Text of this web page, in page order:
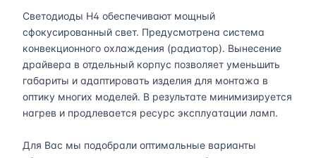
Светодиоды H4 обеспечивают мощный
сфокусированный свет. Предусмотрена система
конвекционного охлаждения (радиатор). Вынесение
драйвера в отдельный корпус позволяет уменьшить
габариты и адаптировать изделия для монтажа в
оптику многих моделей. В результате минимизируется
нагрев и продлевается ресурс эксплуатации ламп.
Для Вас мы подобрали оптимальные варианты